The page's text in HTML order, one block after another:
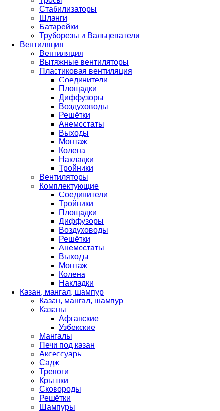
Стабилизаторы
Шланги
Батарейки
Труборезы и Вальцеватели
Вентиляция
Вентиляция
Вытяжные вентиляторы
Пластиковая вентиляция
Соединители
Площадки
Диффузоры
Воздуховоды
Решётки
Анемостаты
Выходы
Монтаж
Колена
Накладки
Тройники
Вентиляторы
Комплектующие
Соединители
Тройники
Площадки
Диффузоры
Воздуховоды
Решётки
Анемостаты
Выходы
Монтаж
Колена
Накладки
Казан, мангал, шампур
Казан, мангал, шампур
Казаны
Афганские
Узбекские
Мангалы
Печи под казан
Аксессуары
Садж
Треноги
Крышки
Сковороды
Решётки
Шампуры